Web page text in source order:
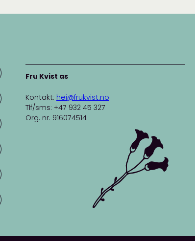
Fru Kvist as
Kontakt: hei@frukvist.no
Tlf/sms: +47 932 45 327
Org. nr. 916074514